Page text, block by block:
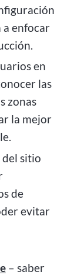
a enfocar
en
las
zonas
la mejor
sitio
de
evitar
– saber